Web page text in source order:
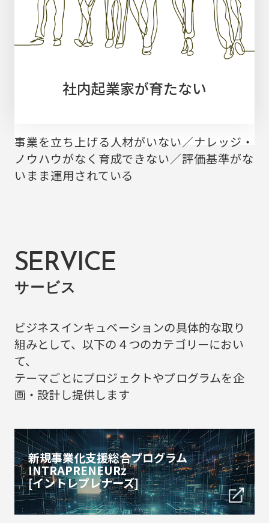
社内起業家が育たない
事業を立ち上げる人材がいない／ナレッジ・
ノウハウがなく育成できない／評価基準がな
いまま運用されている
SERVICE
サービス
ビジネスインキュベーションの具体的な取り
組みとして、以下の４つのカテゴリーにおい
て、
テーマごとにプロジェクトやプログラムを企
画・設計し提供します
新規事業化支援総合プログラム
INTRAPRENEURz
[イントレプレナーズ]